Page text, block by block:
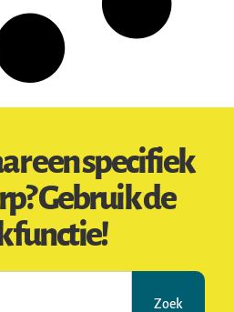
een specifiek
Gebruik de
Zoek